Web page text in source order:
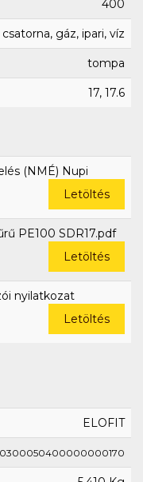
400
csatorna, gáz, ipari, víz
tompa
17, 17.6
(NMÉ) Nupi
Letöltés
PE100 SDR17.pdf
Letöltés
nyilatkozat
Letöltés
ELOFIT